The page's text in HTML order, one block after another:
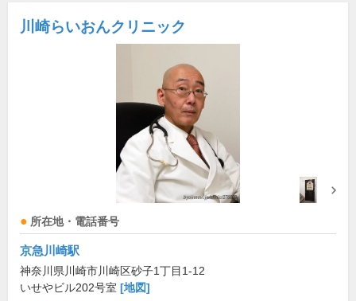
川崎らいおんクリニック
所在地・電話番号
京急川崎駅
神奈川県川崎市川崎区砂子1丁目1-12
いせやビル202号室 [地図]